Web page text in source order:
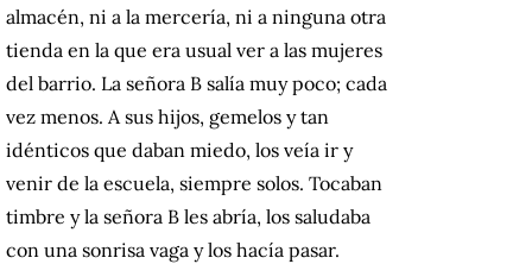
almacén, ni a la mercería, ni a ninguna otra
tienda en la que era usual ver a las mujeres
del barrio. La señora B salía muy poco; cada
vez menos. A sus hijos, gemelos y tan
idénticos que daban miedo, los veía ir y
venir de la escuela, siempre solos. Tocaban
timbre y la señora B les abría, los saludaba
con una sonrisa vaga y los hacía pasar.